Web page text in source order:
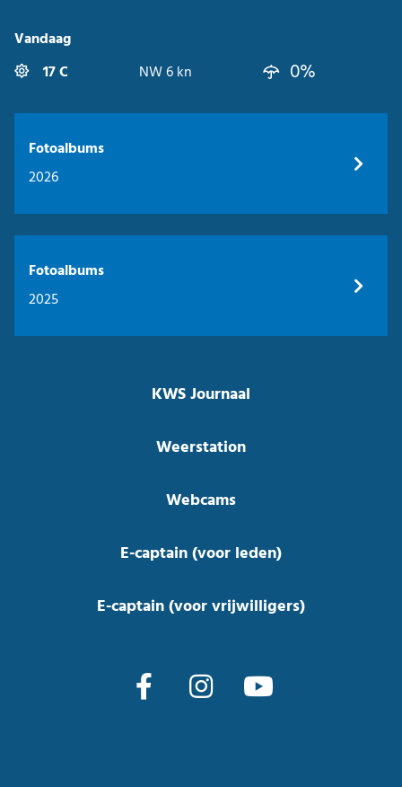
Vandaag
17 C
NW 6 kn 0%
Fotoalbums
2026
Fotoalbums
2025
KWS Journaal
Weerstation
Webcams
E-captain (voor leden)
E-captain (voor vrijwilligers)